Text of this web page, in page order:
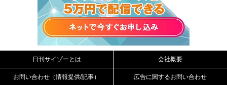
日刊サイゾーとは 会社概要
お問い合わせ（情報提供/記事） 広告に関するお問い合わせ